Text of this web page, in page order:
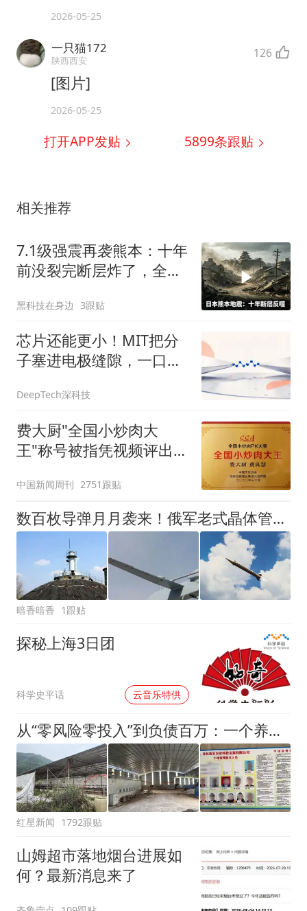
2026-05-25
一只猫172
陕西西安 126
[图片]
2026-05-25
打开APP发贴 5899条跟贴
相关推荐
7.1级强震再袭熊本：十年
前没裂完断层炸了，全球
黑科技在身边 3跟贴
芯片还能更小！MIT把分
子塞进电极缝隙，一口气
96%
DeepTech深科技
费大厨"全国小炒肉大
王"称号被指凭视频评出
中国新闻周刊 2751跟贴
数百枚导弹月月袭来！俄军老式晶体管照样精准打击，乌方干瞪眼
暗香暗香 1跟贴
探秘上海3日团
科学史平话 云音乐特供 00:00
从“零风险零投入”到负债百万：一个养牛项目崩盘后，谁该为农户的贷款买单丨红星调查
红星新闻 1792跟贴
山姆超市落地烟台进展如
何？最新消息来了